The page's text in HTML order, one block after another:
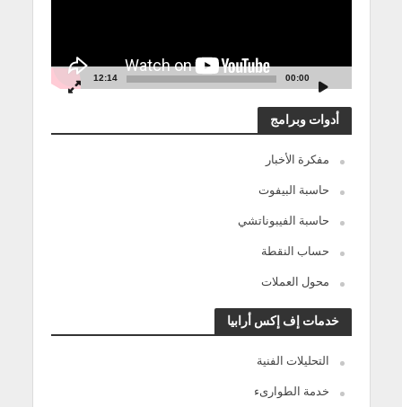
00:00
12:14
أدوات وبرامج
مفكرة الأخبار
حاسبة البيفوت
حاسبة الفيبوناتشي
حساب النقطة
محول العملات
خدمات إف إكس أرابيا
التحليلات الفنية
خدمة الطوارىء